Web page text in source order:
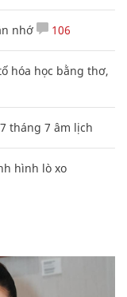
nhớ 106
hóa học bằng thơ,
tháng 7 âm lịch
hình lò xo